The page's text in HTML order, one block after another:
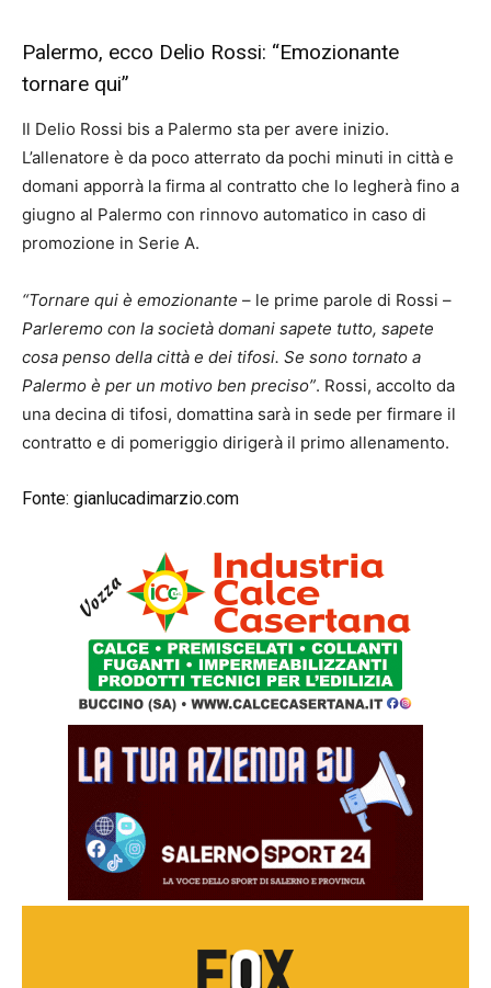
Palermo, ecco Delio Rossi: “Emozionante
tornare qui”
Il Delio Rossi bis a Palermo sta per avere inizio.
L’allenatore è da poco atterrato da pochi minuti in città e
domani apporrà la firma al contratto che lo legherà fino a
giugno al Palermo con rinnovo automatico in caso di
promozione in Serie A.
“Tornare qui è emozionante – le prime parole di Rossi –
Parleremo con la società domani sapete tutto, sapete
cosa penso della città e dei tifosi. Se sono tornato a
Palermo è per un motivo ben preciso”. Rossi, accolto da
una decina di tifosi, domattina sarà in sede per firmare il
contratto e di pomeriggio dirigerà il primo allenamento.
Fonte: gianlucadimarzio.com